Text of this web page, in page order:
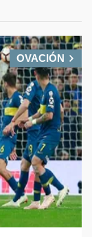
OVACIÓN